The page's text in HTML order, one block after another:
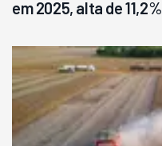
em 2025, alta de 11,2%